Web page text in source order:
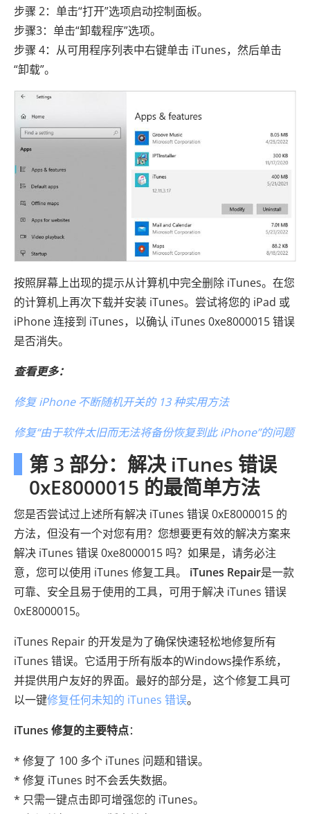
步骤 2：单击“打开”选项启动控制面板。
步骤3：单击“卸载程序”选项。
步骤 4：从可用程序列表中右键单击 iTunes，然后单击
“卸载”。
按照屏幕上出现的提示从计算机中完全删除 iTunes。在您
的计算机上再次下载并安装 iTunes。尝试将您的 iPad 或
iPhone 连接到 iTunes，以确认 iTunes 0xe8000015 错误
是否消失。
查看更多：
修复 iPhone 不断随机开关的 13 种实用方法
修复“由于软件太旧而无法将备份恢复到此 iPhone”的问题
第 3 部分：解决 iTunes 错误
0xE8000015 的最简单方法
您是否尝试过上述所有解决 iTunes 错误 0xE8000015 的
方法，但没有一个对您有用？您想要更有效的解决方案来
解决 iTunes 错误 0xe8000015 吗？如果是，请务必注
意，您可以使用 iTunes 修复工具。 iTunes Repair是一款
可靠、安全且易于使用的工具，可用于解决 iTunes 错误
0xE8000015。
iTunes Repair 的开发是为了确保快速轻松地修复所有
iTunes 错误。它适用于所有版本的Windows操作系统，
并提供用户友好的界面。最好的部分是，这个修复工具可
以一键修复任何未知的 iTunes 错误。
iTunes 修复的主要特点：
* 修复了 100 多个 iTunes 问题和错误。
* 修复 iTunes 时不会丢失数据。
* 只需一键点击即可增强您的 iTunes。